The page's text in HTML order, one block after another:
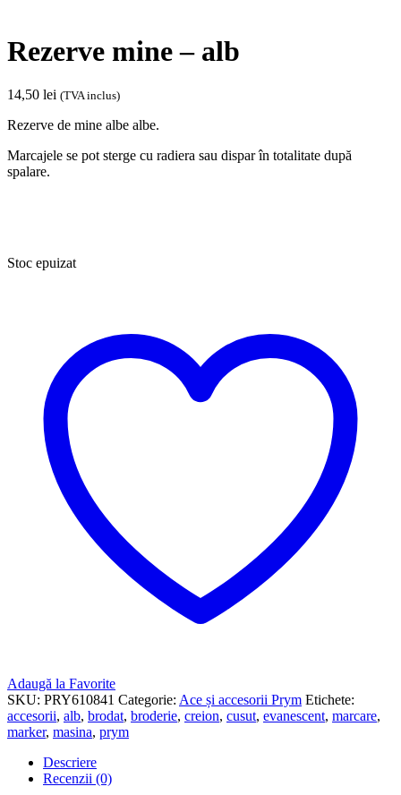
Rezerve mine – alb
14,50 lei (TVA inclus)
Rezerve de mine albe albe.
Marcajele se pot sterge cu radiera sau dispar în totalitate după
spalare.
Stoc epuizat
Adaugă la Favorite
SKU: PRY610841 Categorie: Ace și accesorii Prym Etichete:
accesorii, alb, brodat, broderie, creion, cusut, evanescent, marcare,
marker, masina, prym
Descriere
Recenzii (0)